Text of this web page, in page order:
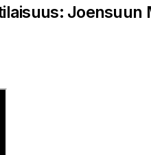
Joensuun